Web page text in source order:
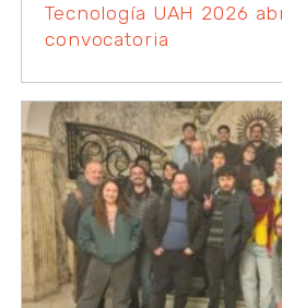
Tecnología UAH 2026
convocatoria